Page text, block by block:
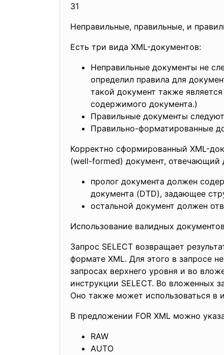
31
Неправильные, правильные, и
Есть три вида XML-документов:
Неправильные документы не
определил правила для
такой документ также
содержимого документа.)
Правильные документы
Правильно-форматированные
Корректно сформированный XML-
(well-formed) документ,
пролог документа должен
документа (DTD), задающее
остальной документ должен
Использование валидных
Запрос SELECT возвращает
формате XML. Для этого в запросе
запросах верхнего уровня и во
инструкции SELECT. Во вложенных
Оно также может использоваться в
В предложении FOR XML можно
RAW
AUTO